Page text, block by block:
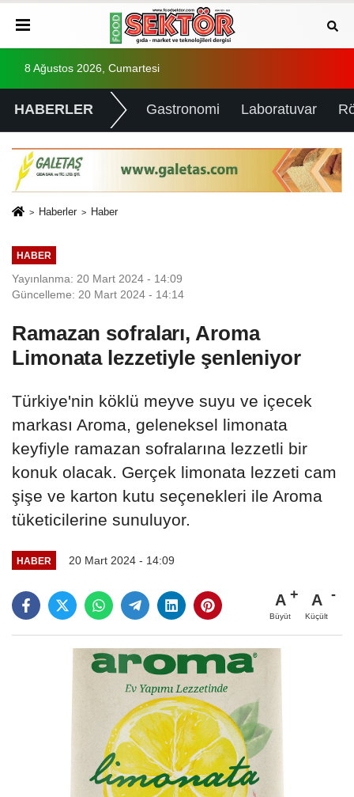
8 Ağustos 2026, Cumartesi
HABERLER Gastronomi Laboratuvar
Haberler Haber
HABER
Yayınlanma: 20 Mart 2024 - 14:09
Güncelleme: 20 Mart 2024 - 14:14
Ramazan sofraları, Aroma
Limonata lezzetiyle şenleniyor
Türkiye'nin köklü meyve suyu ve içecek
markası Aroma, geleneksel limonata
keyfiyle ramazan sofralarına lezzetli bir
konuk olacak. Gerçek limonata lezzeti cam
şişe ve karton kutu seçenekleri ile Aroma
tüketicilerine sunuluyor.
HABER 20 Mart 2024 - 14:09
A
Büyüt
A
Küçült